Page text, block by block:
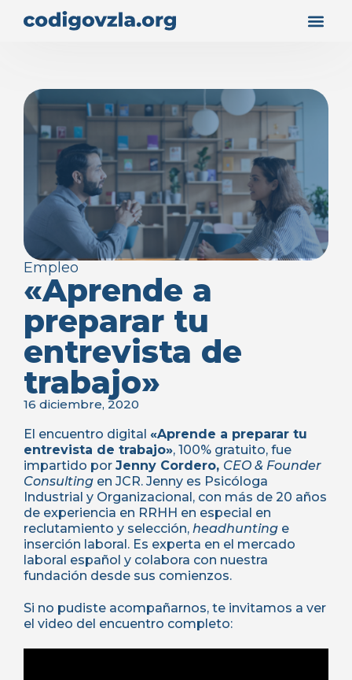
Empleo
«Aprende a
preparar tu
entrevista de
trabajo»
16 diciembre, 2020
El encuentro digital «Aprende a preparar tu
entrevista de trabajo», 100% gratuito, fue
impartido por Jenny Cordero, CEO & Founder
Consulting en JCR. Jenny es Psicóloga
Industrial y Organizacional, con más de 20 años
de experiencia en RRHH en especial en
reclutamiento y selección, headhunting e
inserción laboral. Es experta en el mercado
laboral español y colabora con nuestra
fundación desde sus comienzos.
Si no pudiste acompañarnos, te invitamos a ver
el video del encuentro completo: